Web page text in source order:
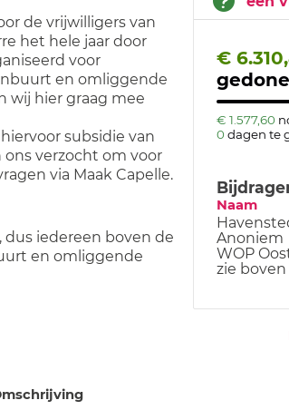
€
€ 1.577,60
0 dagen te
Naam
Anoniem
WOP
zie boven
de vrijwilligers van
het hele jaar door
voor
en omliggende
wij hier graag mee
subsidie van
verzocht om voor
via Maak Capelle.
dus iedereen boven de
en omliggende